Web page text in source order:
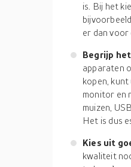
is. Bij het
er dan
Begrijp
apparaten
kopen,
monitor en
muizen,
Het is dus
Kies uit
kwaliteit